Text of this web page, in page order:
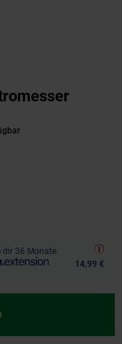
dir 36 Monate
14,99 €